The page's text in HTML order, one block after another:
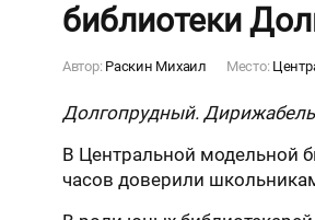
библиотеки
Автор: Раскин Михаил Место:
Долгопрудный.
В Центральной модельной
часов доверили